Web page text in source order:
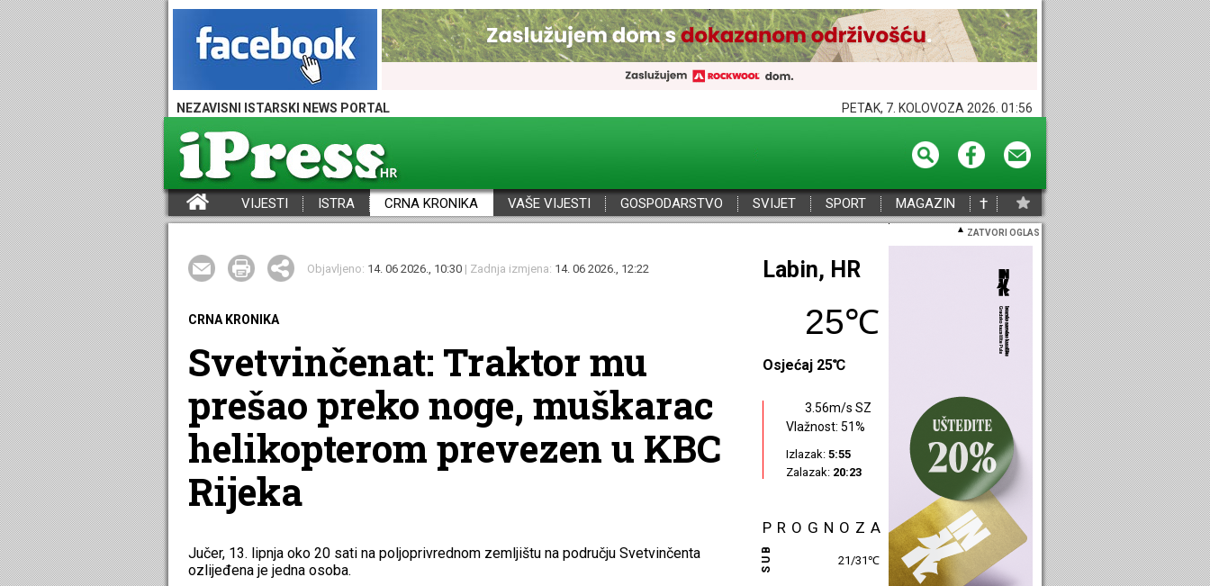
NEZAVISNI ISTARSKI NEWS PORTAL PETAK, 7. KOLOVOZA 2026. 01:56
VIJESTI ISTRA CRNA KRONIKA VAŠE VIJESTI GOSPODARSTVO SVIJET SPORT MAGAZIN †
ZATVORI OGLAS
Objavljeno: 14. 06 2026., 10:30 | Zadnja izmjena: 14. 06 2026., 12:22
CRNA KRONIKA
Svetvinčenat: Traktor mu
prešao preko noge, muškarac
helikopterom prevezen u KBC
Rijeka
Jučer, 13. lipnja oko 20 sati na poljoprivrednom zemljištu na području Svetvinčenta
ozlijeđena je jedna osoba.
Poreč, HR
25℃
Osjećaj 25℃
3.18m/s SI
Vlažnost: 48%
Izlazak: 5:57
Zalazak: 20:25
PROGNOZA
SUB 24/30℃